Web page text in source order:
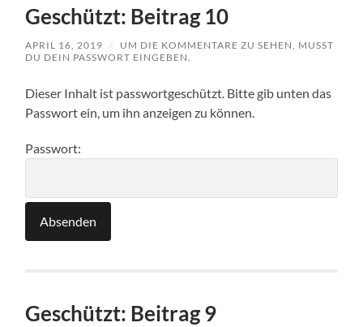
Geschützt: Beitrag 10
APRIL 16, 2019 /
UM DIE KOMMENTARE ZU SEHEN, MUSST
DU DEIN PASSWORT EINGEBEN.
Dieser Inhalt ist passwortgeschützt. Bitte gib unten das
Passwort ein, um ihn anzeigen zu können.
Passwort:
Geschützt: Beitrag 9